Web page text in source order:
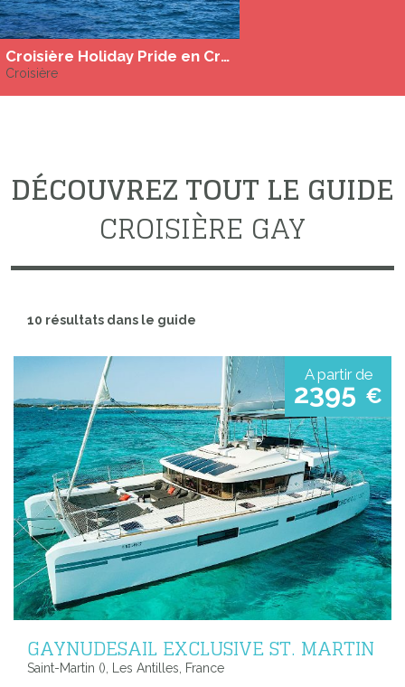
Croisière Holiday Pride en Croatie à bord du MS Zeus
Croisière
DÉCOUVREZ TOUT LE GUIDE
CROISIÈRE GAY
10 résultats dans le guide
A partir de
2395 €
GAYNUDESAIL EXCLUSIVE ST. MARTIN
Saint-Martin (), Les Antilles, France